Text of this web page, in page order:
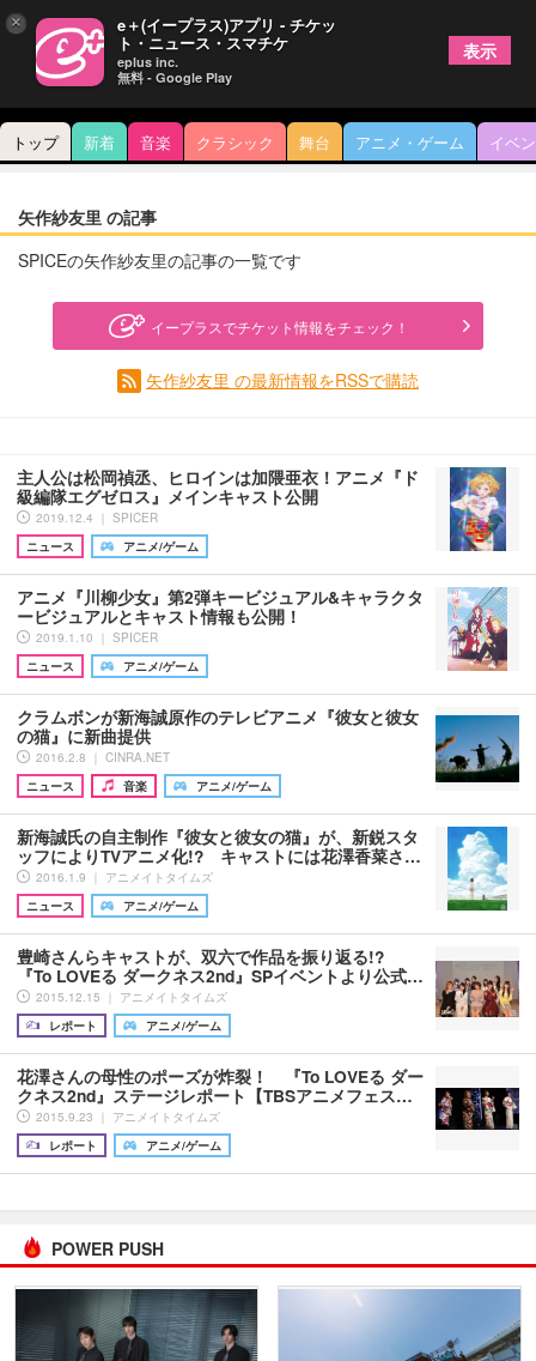
トップ 新着 音楽 クラシック 舞台 アニメ・ゲーム イベ
矢作紗友里 の記事
SPICEの矢作紗友里の記事の一覧です
イープラスでチケット情報をチェック！
矢作紗友里 の最新情報をRSSで購読
主人公は松岡禎丞、ヒロインは加隈亜衣！アニメ『ド
級編隊エグゼロス』メインキャスト公開
2019.12.4 ｜ SPICER
ニュース
アニメ/ゲーム
アニメ『川柳少女』第2弾キービジュアル&キャラクタ
ービジュアルとキャスト情報も公開！
2019.1.10 ｜ SPICER
ニュース
アニメ/ゲーム
クラムボンが新海誠原作のテレビアニメ『彼女と彼女
の猫』に新曲提供
2016.2.8 ｜ CINRA.NET
ニュース
音楽 アニメ/ゲーム
新海誠氏の自主制作『彼女と彼女の猫』が、新鋭スタ
ッフによりTVアニメ化!? キャストには花澤香菜さ…
2016.1.9 ｜ アニメイトタイムズ
ニュース
アニメ/ゲーム
豊崎さんらキャストが、双六で作品を振り返る!?
『To LOVEる ダークネス2nd』SPイベントより公式…
2015.12.15 ｜ アニメイトタイムズ
レポート
アニメ/ゲーム
花澤さんの母性のポーズが炸裂！ 『To LOVEる ダー
クネス2nd』ステージレポート【TBSアニメフェス…
2015.9.23 ｜ アニメイトタイムズ
レポート
アニメ/ゲーム
POWER PUSH
× e＋(イープラス)アプリ - チケッ
ト・ニュース・スマチケ
eplus inc.
無料 - Google Play
表示